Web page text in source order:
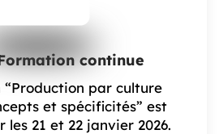
continue
par culture
et spécificités” est
les 21 et 22 janvier 2026.